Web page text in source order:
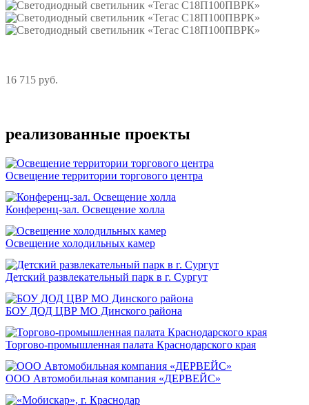
16 715 руб.
реализованные проекты
Освещение территории торгового центра
Конференц-зал. Освещение холла
Освещение холодильных камер
Детский развлекательный парк в г. Сургут
БОУ ДОД ЦВР МО Динского района
Торгово-промышленная палата Краснодарского края
ООО Автомобильная компания «ДЕРВЕЙС»